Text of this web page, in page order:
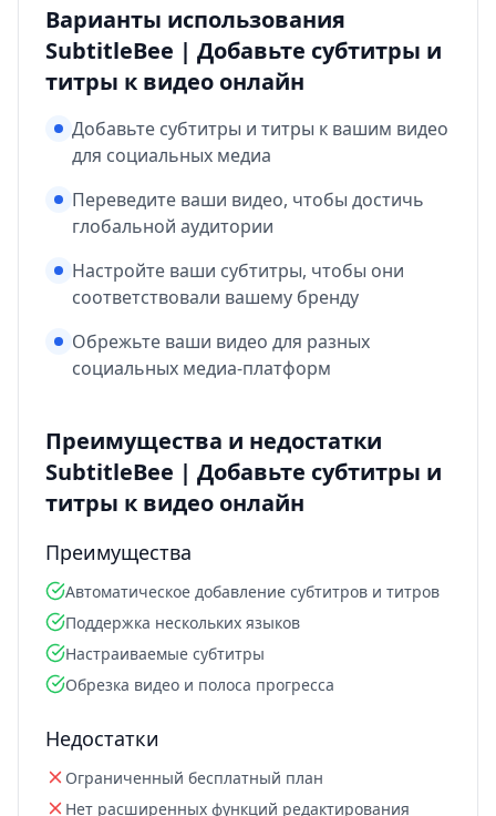
Варианты использования
SubtitleBee | Добавьте субтитры и
титры к видео онлайн
Добавьте субтитры и титры к вашим видео
для социальных медиа
Переведите ваши видео, чтобы достичь
глобальной аудитории
Настройте ваши субтитры, чтобы они
соответствовали вашему бренду
Обрежьте ваши видео для разных
социальных медиа-платформ
Преимущества и недостатки
SubtitleBee | Добавьте субтитры и
титры к видео онлайн
Преимущества
Автоматическое добавление субтитров и титров
Поддержка нескольких языков
Настраиваемые субтитры
Обрезка видео и полоса прогресса
Недостатки
Ограниченный бесплатный план
Нет расширенных функций редактирования